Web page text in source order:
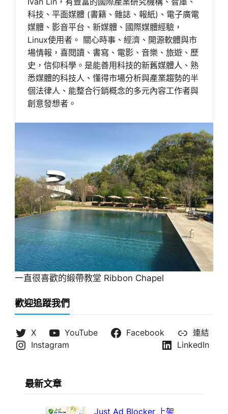
科技、平面媒體 (書籍、雜誌、報紙)、電子廣電
媒體、影音平台、新媒體、國際媒體經驗，
Linux使用者。 關心時事、經濟、開源軟體與市
場情報，喜閱讀、書寫、電影、音樂、旅遊、歷
史，信仰科學。是能善用科技的新舊媒體人、熟
悉媒體的科技人、懂得市場分析與產業趨勢的半
個法律人、能整合行銷概念的多元內容工作者與
創意發想者。
一直很喜歡的緞帶教堂 Ribbon Chapel
歡迎追蹤我們
X YouTube Facebook
連結
Instagram
LinkedIn
最新文章
Just Ad Blocker 上架